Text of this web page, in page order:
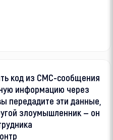
код из СМС-сообщения
информацию через
передадите эти данные,
злоумышленник — он